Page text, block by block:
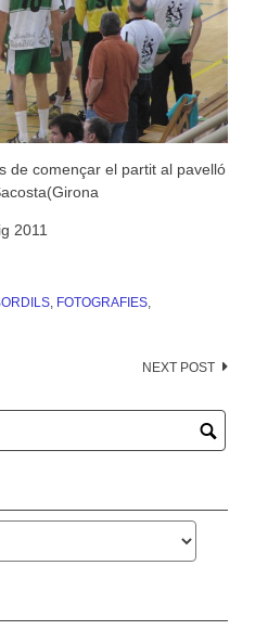
de començar el partit al pavelló
2011
, FOTOGRAFIES,
NEXT POST